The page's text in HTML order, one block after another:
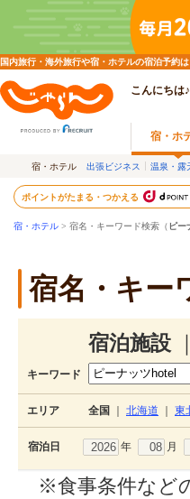
国内旅行・海外旅行や宿・ホテルの宿泊予約
こんにちは
宿・ホ
宿・ホテル 出張ビジネス 温泉・露
ポイントがたまる・つかえる
宿・ホテル > 宿名・キーワード検索（ ピー
宿名・キー
宿泊施設
キーワード
エリア 全国 北海道 東
宿泊日 年 月
※食事条件など